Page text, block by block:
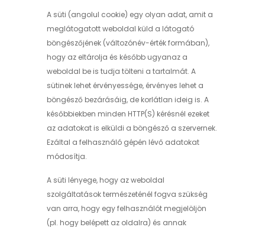
A süti (angolul cookie) egy olyan adat, amit a
meglátogatott weboldal küld a látogató
böngészőjének (változónév-érték formában),
hogy az eltárolja és később ugyanaz a
weboldal be is tudja tölteni a tartalmát. A
sütinek lehet érvényessége, érvényes lehet a
böngésző bezárásáig, de korlátlan ideig is. A
későbbiekben minden HTTP(S) kérésnél ezeket
az adatokat is elküldi a böngésző a szervernek.
Ezáltal a felhasználó gépén lévő adatokat
módosítja.
A süti lényege, hogy az weboldal
szolgáltatások természeténél fogva szükség
van arra, hogy egy felhasználót megjelöljön
(pl. hogy belépett az oldalra) és annak